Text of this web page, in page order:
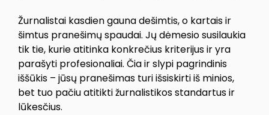
Žurnalistai kasdien gauna dešimtis, o kartais ir
šimtus pranešimų spaudai. Jų dėmesio susilaukia
tik tie, kurie atitinka konkrečius kriterijus ir yra
parašyti profesionaliai. Čia ir slypi pagrindinis
iššūkis – jūsų pranešimas turi išsiskirti iš minios,
bet tuo pačiu atitikti žurnalistikos standartus ir
lūkesčius.